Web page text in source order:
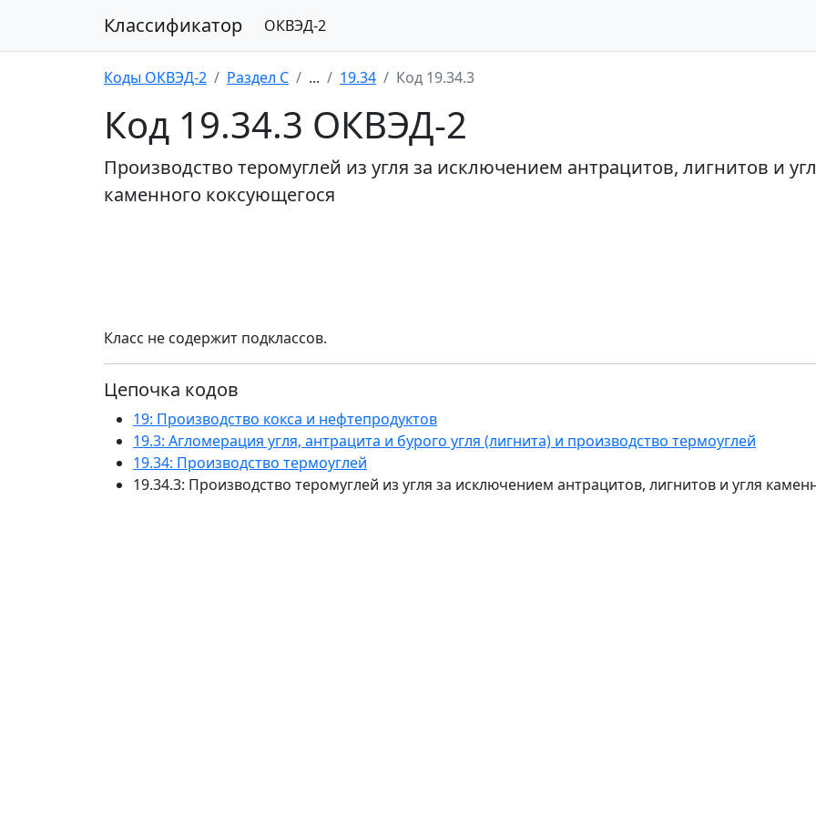
Классификатор ОКВЭД-2
Коды ОКВЭД-2 Раздел C ... 19.34 Код 19.34.3
Код 19.34.3 ОКВЭД-2
Производство теромуглей из угля за исключением антрацитов, лигнитов и
каменного коксующегося
Класс не содержит подклассов.
Цепочка кодов
19: Производство кокса и нефтепродуктов
19.3: Агломерация угля, антрацита и бурого угля (лигнита) и производство термоуглей
19.34: Производство термоуглей
19.34.3: Производство теромуглей из угля за исключением антрацитов, лигнитов и угля